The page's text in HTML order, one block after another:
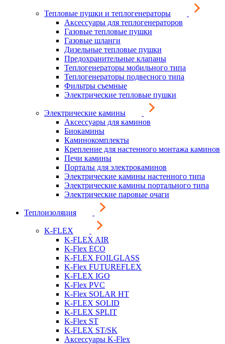
Тепловые пушки и теплогенераторы
Аксессуары для теплогенераторов
Газовые тепловые пушки
Газовые шланги
Дизельные тепловые пушки
Предохранительные клапаны
Теплогенераторы мобильного типа
Теплогенераторы подвесного типа
Фильтры съемные
Электрические тепловые пушки
Электрические камины
Аксессуары для каминов
Биокамины
Каминокомплекты
Крепление для настенного монтажа каминов
Печи камины
Порталы для электрокаминов
Электрические камины настенного типа
Электрические камины портального типа
Электрические паровые очаги
Теплоизоляция
K-FLEX
K-FLEX AIR
K-Flex ECO
K-FLEX FOILGLASS
K-Flex FUTUREFLEX
K-FLEX IGO
K-Flex PVC
K-Flex SOLAR HT
K-FLEX SOLID
K-FLEX SPLIT
K-Flex ST
K-FLEX ST/SK
Аксессуары K-Flex